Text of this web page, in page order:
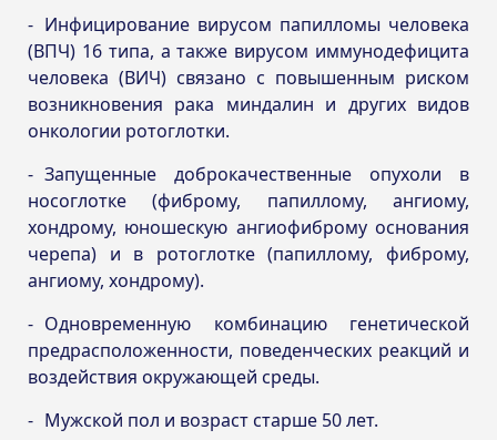
Инфицирование вирусом папилломы человека
(ВПЧ) 16 типа, а также вирусом иммунодефицита
человека (ВИЧ) связано с повышенным риском
возникновения рака миндалин и других видов
онкологии ротоглотки.
Запущенные доброкачественные опухоли в
носоглотке (фиброму, папиллому, ангиому,
хондрому, юношескую ангиофиброму основания
черепа) и в ротоглотке (папиллому, фиброму,
ангиому, хондрому).
Одновременную комбинацию генетической
предрасположенности, поведенческих реакций и
воздействия окружающей среды.
Мужской пол и возраст старше 50 лет.